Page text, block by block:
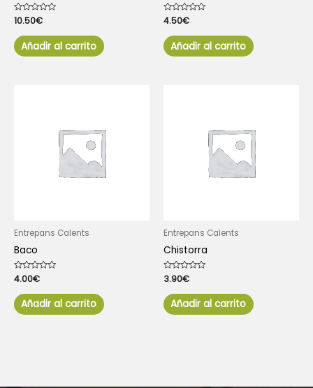
Valorado
con
de
5
10.50€
Añadir al carrito
Valorado
con
de
5
4.50€
Añadir al carrito
Entrepans Calents
Baco
Valorado
con
de
5
4.00€
Añadir al carrito
Entrepans Calents
Chistorra
Valorado
con
de
5
3.90€
Añadir al carrito